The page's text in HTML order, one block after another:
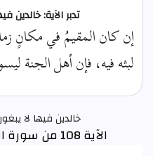
تدبر الآية: خالدين
إن كان المقيمُ في مكانٍ
لبثه فيه، فإن أهل الجنة
خالدين فيها لا
الآية 108 من سورة الكهف